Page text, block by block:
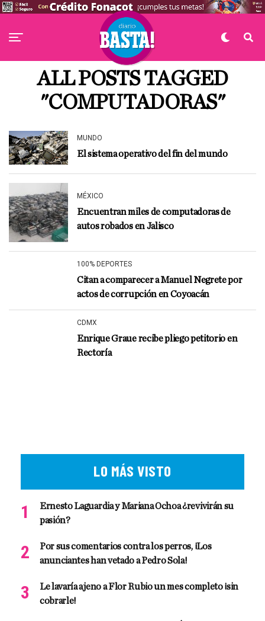
ALL POSTS TAGGED
"COMPUTADORAS"
MUNDO
El sistema operativo del fin del mundo
MÉXICO
Encuentran miles de computadoras de
autos robados en Jalisco
100% DEPORTES
Citan a comparecer a Manuel Negrete por
actos de corrupción en Coyoacán
CDMX
Enrique Graue recibe pliego petitorio en
Rectoría
LO MÁS VISTO
Ernesto Laguardia y Mariana Ochoa ¿revivirán su
pasión?
Por sus comentarios contra los perros, ¡Los
anunciantes han vetado a Pedro Sola!
Le lavaría ajeno a Flor Rubio un mes completo ¡sin
cobrarle!